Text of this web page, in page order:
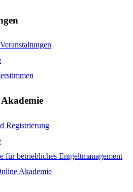
Registrierung
für betriebliches Entgeltmanagement
Akademie